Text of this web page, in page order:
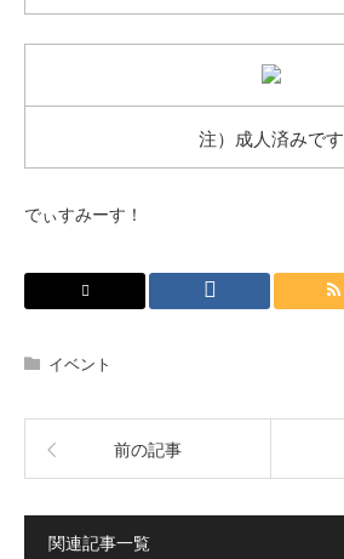
注）成人済みです
でぃすみーす！
イベント
前の記事
関連記事一覧